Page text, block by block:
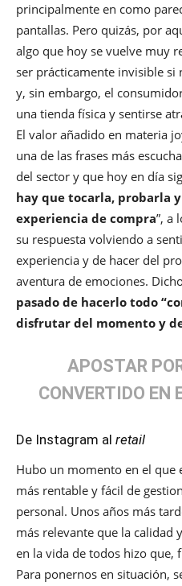
principalmente en como
pantallas. Pero quizás, por
algo que hoy se vuelve muy
ser prácticamente invisible
y, sin embargo, el
una tienda física y sentirse
El valor añadido en materia
una de las frases más
del sector y que hoy en día
hay que tocarla, probarla
experiencia de compra”, a
su respuesta volviendo a
experiencia y de hacer del
aventura de emociones.
pasado de hacerlo todo
disfrutar del momento y
APOSTAR
CONVERTIDO EN
De Instagram al retail
Hubo un momento en el que
más rentable y fácil de
personal. Unos años más
más relevante que la calidad
en la vida de todos hizo que,
Para ponernos en situación,